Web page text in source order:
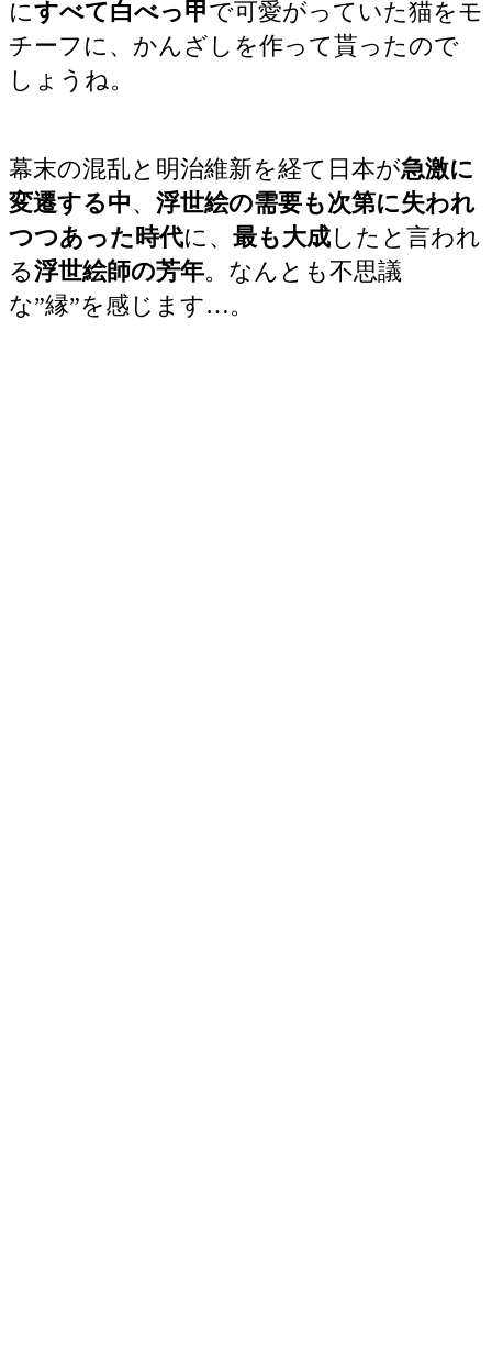
にすべて白べっ甲で可愛がっていた猫をモ
チーフに、かんざしを作って貰ったので
しょうね。
幕末の混乱と明治維新を経て日本が急激に
変遷する中、 浮世絵の需要も次第に失われ
つつあった時代に、 最も大成したと言われ
る浮世絵師の芳年。なんとも不思議
な”縁”を感じます…。